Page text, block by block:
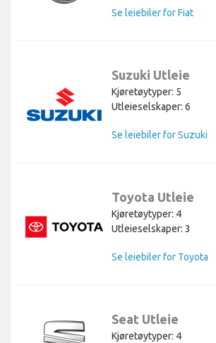
Se leiebiler for Fiat
Suzuki Utleie
Kjøretøytyper: 5
Utleieselskaper: 6
Se leiebiler for Suzuki
Toyota Utleie
Kjøretøytyper: 4
Utleieselskaper: 3
Se leiebiler for Toyota
Seat Utleie
Kjøretøytyper: 4